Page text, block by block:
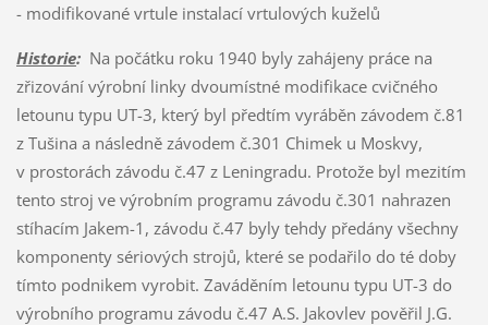
- modifikované vrtule instalací vrtulových kuželů
Historie:Na počátku roku 1940 byly zahájeny práce na
zřizování výrobní linky dvoumístné modifikace cvičného
letounu typu UT-3, který byl předtím vyráběn závodem č.81
z Tušina a následně závodem č.301 Chimek u Moskvy,
v prostorách závodu č.47 z Leningradu. Protože byl mezitím
tento stroj ve výrobním programu závodu č.301 nahrazen
stíhacím Jakem-1, závodu č.47 byly tehdy předány všechny
komponenty sériových strojů, které se podařilo do té doby
tímto podnikem vyrobit. Zaváděním letounu typu UT-3 do
výrobního programu závodu č.47 A.S. Jakovlev pověřil J.G.